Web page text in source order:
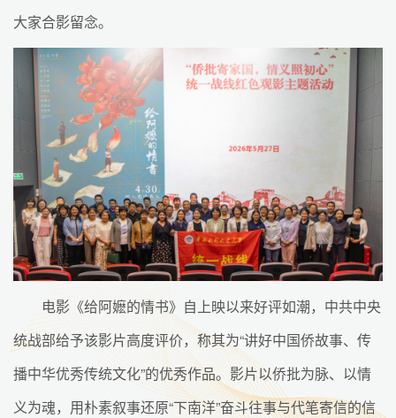
大家合影留念。
电影《给阿嬷的情书》自上映以来好评如潮，中共中央
统战部给予该影片高度评价，称其为“讲好中国侨故事、传
播中华优秀传统文化”的优秀作品。影片以侨批为脉、以情
义为魂，用朴素叙事还原“下南洋”奋斗往事与代笔寄信的信